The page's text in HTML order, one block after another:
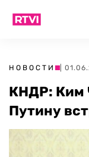
НОВОСТИ |
КНДР: Ким
Путину